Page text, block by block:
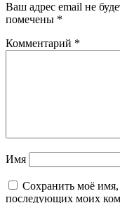
Ваш адрес email не
помечены *
Комментарий *
Имя
Сохранить моё имя,
последующих моих